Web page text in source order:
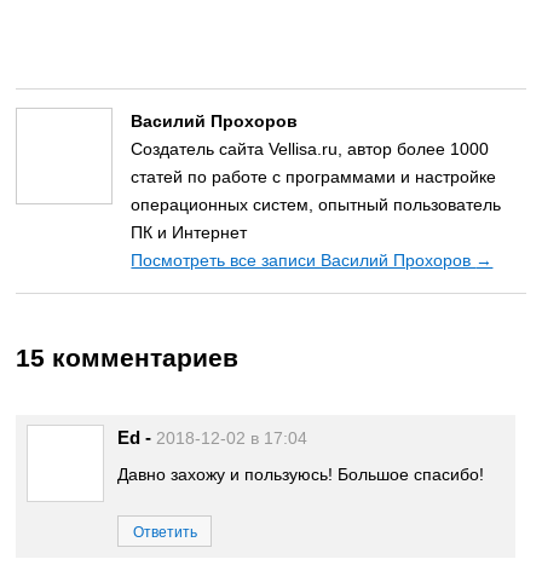
Василий Прохоров
Создатель сайта Vellisa.ru, автор более 1000
статей по работе с программами и настройке
операционных систем, опытный пользователь
ПК и Интернет
Посмотреть все записи Василий Прохоров →
15 комментариев
Ed - 2018-12-02 в 17:04
Давно захожу и пользуюсь! Большое спасибо!
Ответить